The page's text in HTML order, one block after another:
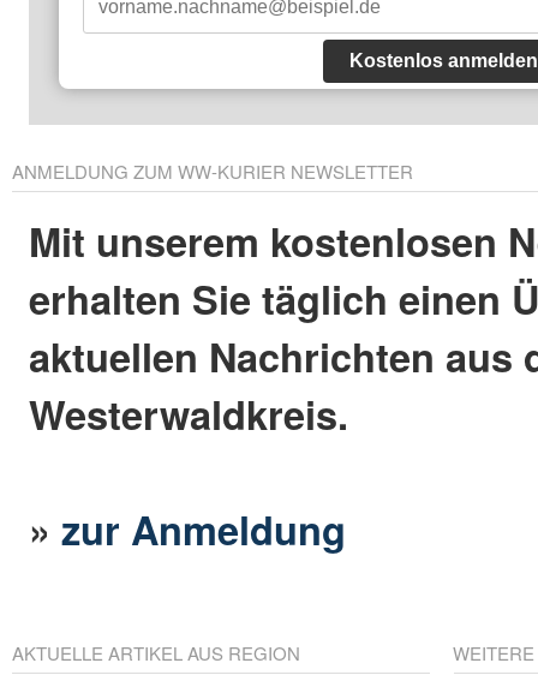
Kostenlos anmelden
ANMELDUNG ZUM WW-KURIER NEWSLETTER
Mit unserem kostenlosen
erhalten Sie täglich einen
aktuellen Nachrichten aus
Westerwaldkreis.
»zur Anmeldung
AKTUELLE ARTIKEL AUS REGION